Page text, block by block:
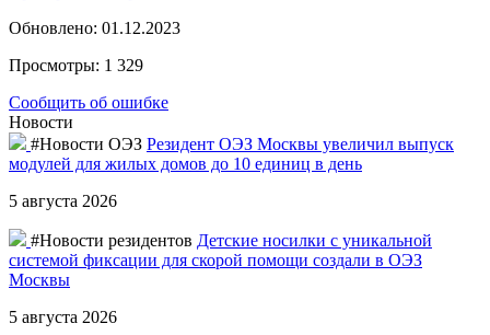
Обновлено: 01.12.2023
Просмотры: 1 329
Сообщить об ошибке
Новости
#Новости ОЭЗ Резидент ОЭЗ Москвы увеличил выпуск
модулей для жилых домов до 10 единиц в день
5 августа 2026
#Новости резидентов Детские носилки с уникальной
системой фиксации для скорой помощи создали в ОЭЗ
Москвы
5 августа 2026